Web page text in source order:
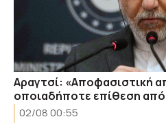
Αραγτσί: «Αποφασιστική
οποιαδήποτε επίθεση από
02/08 00:55